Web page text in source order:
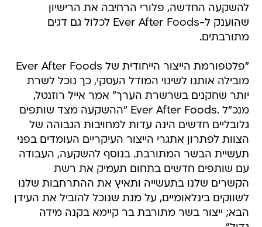
להשקעה החדשה, פלורי הרחיבה את הרישיון
שהוענק ל-Ever After Foods לכלול גם דגים
מתורבתים.
"פלטפורמת הייצור הייחודית של Ever After Foods
מובילה אותנו לשינוי המודל העסקי, כך נוכל לשרת
יותר שחקנים בשרשרת הערך" אמר אייל רוזנטל,
מנכ"ל .Ever After Foods "ההשקעה מצד שותפים
גלובליים חדשים הינה עדות למחויבות הגבוהה של
הצוות לפתרון אתגרי הייצור העיקריים העומדים בפני
תעשיית הבשר המתורבת. בנוסף להשקעה, העבודה
עם שותפים חדשים בתחום תעמיק את רשת
הקשרים שלנו בתעשייה ותאיץ את ההתרחבות שלנו
לשווקים בינלאומיים, על מנת שנוכל להוביל את העידן
הבא; ייצור בשר מתורבת בר קיימא בקנה מידה